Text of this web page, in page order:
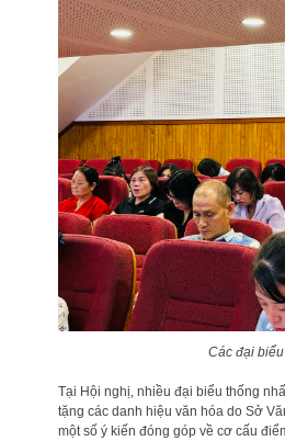
Các đại
Tại Hội nghị, nhiều đại biểu thống
tặng các danh hiệu văn hóa do Sở
một số ý kiến đóng góp về cơ cấu